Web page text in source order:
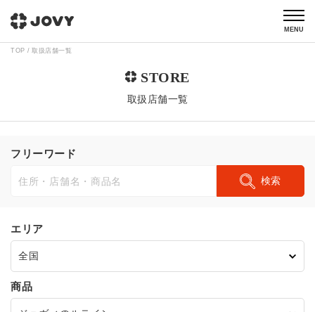
MENU
TOP 取扱店舗一覧
取扱店舗一覧
フリーワード
検索
エリア
商品